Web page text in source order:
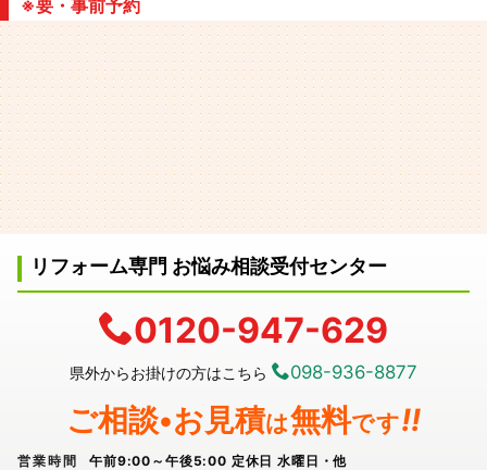
※要・事前予約
リフォーム専門 お悩み相談受付センター
0120-947-629
県外からお掛けの方はこちら 098-936-8877
ご相談•お見積は無料です!!
営業時間
午前9:00～午後5:00 定休日 水曜日・他